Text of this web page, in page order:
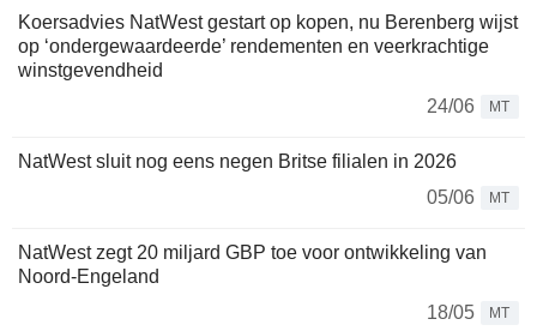
Koersadvies NatWest gestart op kopen, nu Berenberg wijst
op ‘ondergewaardeerde’ rendementen en veerkrachtige
winstgevendheid
24/06
MT
NatWest sluit nog eens negen Britse filialen in 2026
05/06
MT
NatWest zegt 20 miljard GBP toe voor ontwikkeling van
Noord-Engeland
18/05
MT